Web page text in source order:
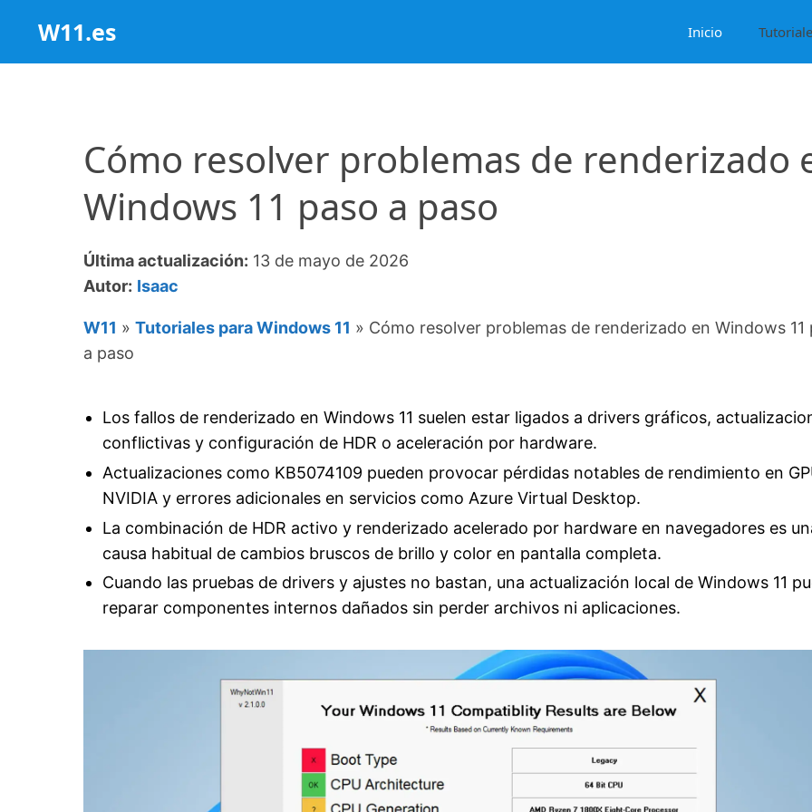
contenido
W11.es Inicio
Cómo resolver problemas de renderizado
Windows 11 paso a paso
Última actualización: 13 de mayo de 2026
Autor: Isaac
W11 » Tutoriales para Windows 11 » Cómo resolver problemas de renderizado en Windows 11
a paso
Los fallos de renderizado en Windows 11 suelen estar ligados a drivers gráficos,
conflictivas y configuración de HDR o aceleración por hardware.
Actualizaciones como KB5074109 pueden provocar pérdidas notables de rendimiento en
NVIDIA y errores adicionales en servicios como Azure Virtual Desktop.
La combinación de HDR activo y renderizado acelerado por hardware en navegadores es
causa habitual de cambios bruscos de brillo y color en pantalla completa.
Cuando las pruebas de drivers y ajustes no bastan, una actualización local de Windows 11
reparar componentes internos dañados sin perder archivos ni aplicaciones.